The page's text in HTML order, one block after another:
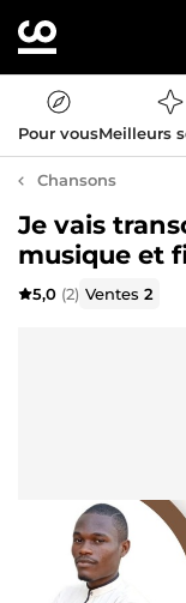
Pour vousMeilleurs
Chansons
Je vais
musique et
5,0 (2) Ventes2